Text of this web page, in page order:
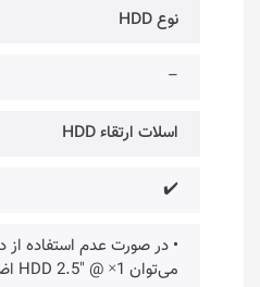
نوع HDD
–
اسلات ارتقاء HDD
✔️
می‌توان 1× @ "HDD 2.5 اضافه نمود